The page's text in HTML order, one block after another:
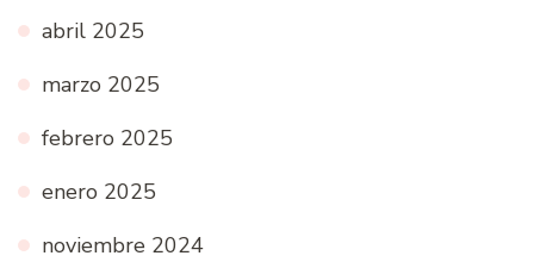
abril 2025
marzo 2025
febrero 2025
enero 2025
noviembre 2024